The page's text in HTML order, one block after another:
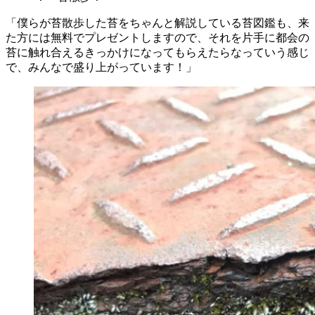
「僕らが苔散歩した苔をちゃんと解説している苔図鑑も、来
た方には無料でプレゼントしますので、それを片手に都会の
苔に触れ合えるきっかけになってもらえたらなっていう感じ
で、みんなで盛り上がっています！」